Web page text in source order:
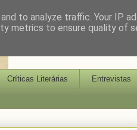
Críticas Literárias Entrevistas
to analyze traffic. Your IP
metrics to ensure quality of